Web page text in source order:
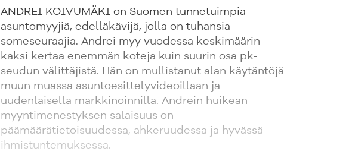
ANDREI KOIVUMÄKI on Suomen tunnetuimpia
asuntomyyjiä, edelläkävijä, jolla on tuhansia
someseuraajia. Andrei myy vuodessa keskimäärin
kaksi kertaa enemmän koteja kuin suurin osa pk-
seudun välittäjistä. Hän on mullistanut alan käytäntöjä
muun muassa asuntoesittelyvideoillaan ja
uudenlaisella markkinoinnilla. Andrein huikean
myyntimenestyksen salaisuus on
päämäärätietoisuudessa, ahkeruudessa ja hyvässä
ihmistuntemuksessa.